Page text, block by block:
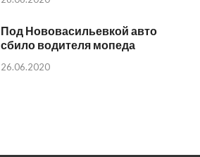
Под Нововасильевкой авто
сбило водителя мопеда
26.06.2020